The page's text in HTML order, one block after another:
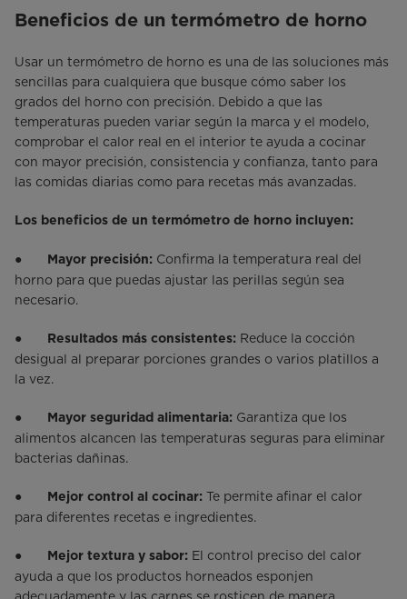
Beneficios de un termómetro de horno
Usar un termómetro de horno es una de las soluciones más
sencillas para cualquiera que busque cómo saber los
grados del horno con precisión. Debido a que las
temperaturas pueden variar según la marca y el modelo,
comprobar el calor real en el interior te ayuda a cocinar
con mayor precisión, consistencia y confianza, tanto para
las comidas diarias como para recetas más avanzadas.
Los beneficios de un termómetro de horno incluyen:
● Mayor precisión: Confirma la temperatura real del
horno para que puedas ajustar las perillas según sea
necesario.
● Resultados más consistentes: Reduce la cocción
desigual al preparar porciones grandes o varios platillos a
la vez.
● Mayor seguridad alimentaria: Garantiza que los
alimentos alcancen las temperaturas seguras para eliminar
bacterias dañinas.
● Mejor control al cocinar: Te permite afinar el calor
para diferentes recetas e ingredientes.
● Mejor textura y sabor: El control preciso del calor
ayuda a que los productos horneados esponjen